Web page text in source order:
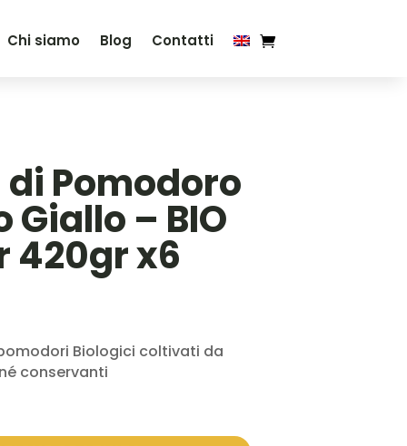
Chi siamo Blog Contatti
Pomodoro
– BIO
420gr x6
Biologici coltivati da
conservanti